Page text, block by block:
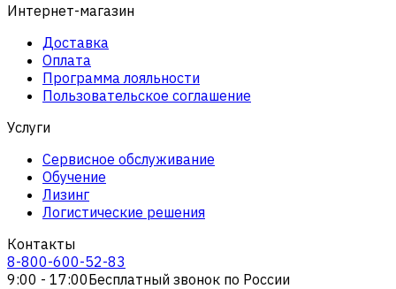
Интернет-магазин
Доставка
Оплата
Программа лояльности
Пользовательское соглашение
Услуги
Сервисное обслуживание
Обучение
Лизинг
Логистические решения
Контакты
8-800-600-52-83
9:00 - 17:00Бесплатный звонок по России